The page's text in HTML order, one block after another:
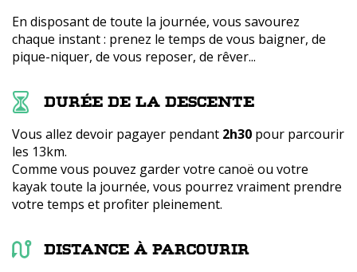
En disposant de toute la journée, vous savourez
chaque instant : prenez le temps de vous baigner, de
pique-niquer, de vous reposer, de rêver...
Durée de la descente
Vous allez devoir pagayer pendant 2h30 pour parcourir
les 13km.
Comme vous pouvez garder votre canoë ou votre
kayak toute la journée, vous pourrez vraiment prendre
votre temps et profiter pleinement.
Distance à parcourir